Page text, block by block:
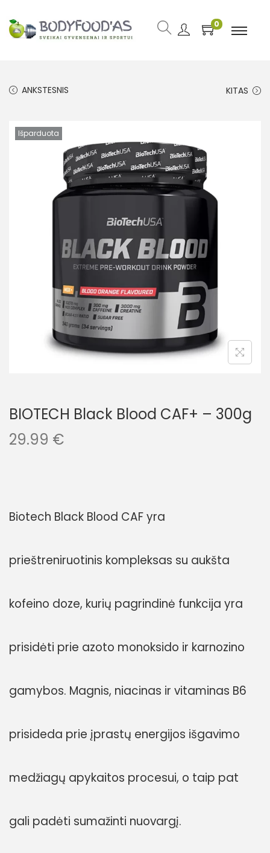
0
ANKSTESNIS KITAS
Išparduota
BIOTECH Black Blood CAF+ – 300g
29.99 €
Biotech Black Blood CAF yra
prieštreniruotinis kompleksas su aukšta
kofeino doze, kurių pagrindinė funkcija yra
prisidėti prie azoto monoksido ir karnozino
gamybos. Magnis, niacinas ir vitaminas B6
prisideda prie įprastų energijos išgavimo
medžiagų apykaitos procesui, o taip pat
gali padėti sumažinti nuovargį.